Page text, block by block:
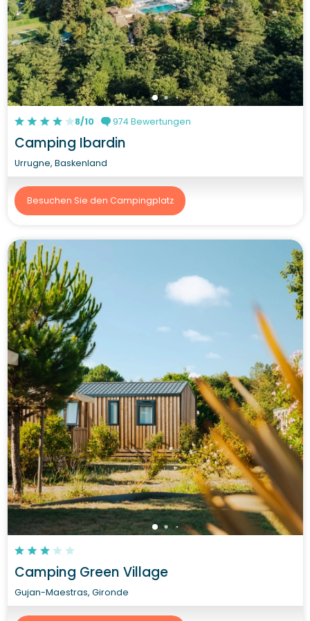
8/10 974 Bewertungen
Camping Ibardin
Urrugne, Baskenland
Besuchen Sie den Campingplatz
Camping Green Village
Gujan-Maestras, Gironde